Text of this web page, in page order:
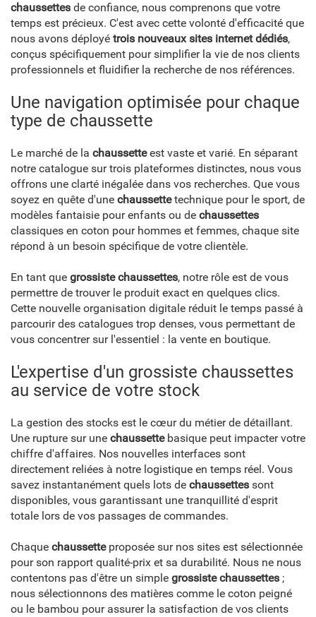
chaussettes de confiance, nous comprenons que votre
temps est précieux. C'est avec cette volonté d'efficacité que
nous avons déployé trois nouveaux sites internet dédiés,
conçus spécifiquement pour simplifier la vie de nos clients
professionnels et fluidifier la recherche de nos références.
Une navigation optimisée pour chaque
type de chaussette
Le marché de la chaussetteest vaste et varié. En séparant
notre catalogue sur trois plateformes distinctes, nous vous
offrons une clarté inégalée dans vos recherches. Que vous
soyez en quête d'une chaussettetechnique pour le sport, de
modèles fantaisie pour enfants ou de chaussettes
classiques en coton pour hommes et femmes, chaque site
répond à un besoin spécifique de votre clientèle.
En tant que grossiste chaussettes, notre rôle est de vous
permettre de trouver le produit exact en quelques clics.
Cette nouvelle organisation digitale réduit le temps passé à
parcourir des catalogues trop denses, vous permettant de
vous concentrer sur l'essentiel : la vente en boutique.
L'expertise d'un grossiste chaussettes
au service de votre stock
La gestion des stocks est le cœur du métier de détaillant.
Une rupture sur une chaussettebasique peut impacter votre
chiffre d'affaires. Nos nouvelles interfaces sont
directement reliées à notre logistique en temps réel. Vous
savez instantanément quels lots de chaussettes sont
disponibles, vous garantissant une tranquillité d'esprit
totale lors de vos passages de commandes.
Chaque chaussetteproposée sur nos sites est sélectionnée
pour son rapport qualité-prix et sa durabilité. Nous ne nous
contentons pas d'être un simple grossiste chaussettes ;
nous sélectionnons des matières comme le coton peigné
ou le bambou pour assurer la satisfaction de vos clients